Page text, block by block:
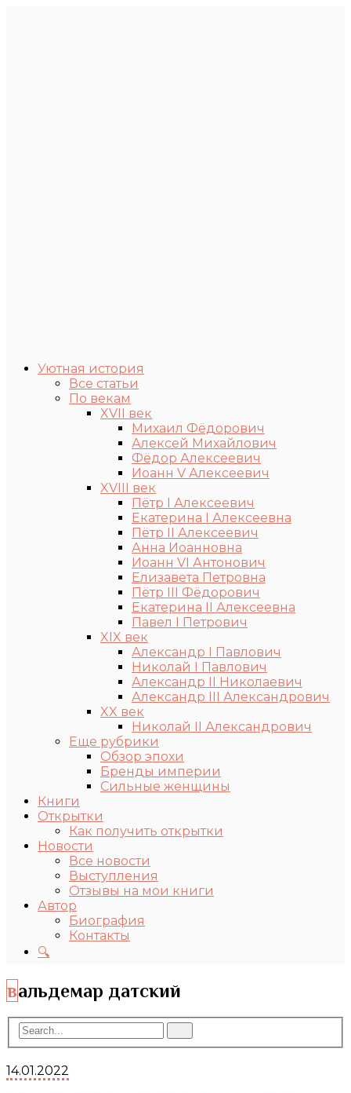
Уютная история
Все статьи
По векам
XVII век
Михаил Фёдорович
Алексей Михайлович
Фёдор Алексеевич
Иоанн V Алексеевич
XVIII век
Пётр I Алексеевич
Екатерина I Алексеевна
Пётр II Алексеевич
Анна Иоанновна
Иоанн VI Антонович
Елизавета Петровна
Пётр III Фёдорович
Екатерина II Алексеевна
Павел I Петрович
XIX век
Александр I Павлович
Николай I Павлович
Александр II Николаевич
Александр III Александрович
XX век
Николай II Александрович
Еще рубрики
Обзор эпохи
Бренды империи
Сильные женщины
Книги
Открытки
Как получить открытки
Новости
Все новости
Выступления
Отзывы на мои книги
Автор
Биография
Контакты
🔍
вальдемар датский
14.01.2022